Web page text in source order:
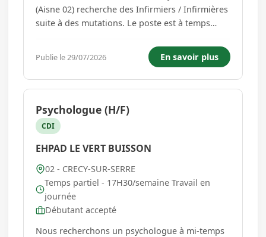
(Aisne 02) recherche des Infirmiers / Infirmières
suite à des mutations. Le poste est à temps
Dispenser des soins de nature préventive,
curative ou palliative, visant à promouvoir,
maintenir et restaure...
Publie le 29/07/2026 En savoir plus
Psychologue (H/F)
CDI
EHPAD LE VERT BUISSON
02 - CRECY-SUR-SERRE
Temps partiel - 17H30/semaine Travail en
journée
Débutant accepté
Nous recherchons un psychologue à mi-temps